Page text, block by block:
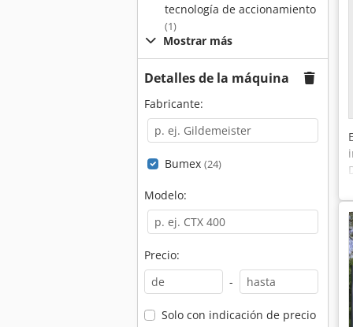
tecnología de accionamiento
(1)
Mostrar más
Detalles de la máquina
Fabricante:
Bumex (24)
Modelo:
Precio:
-
Solo con indicación de precio